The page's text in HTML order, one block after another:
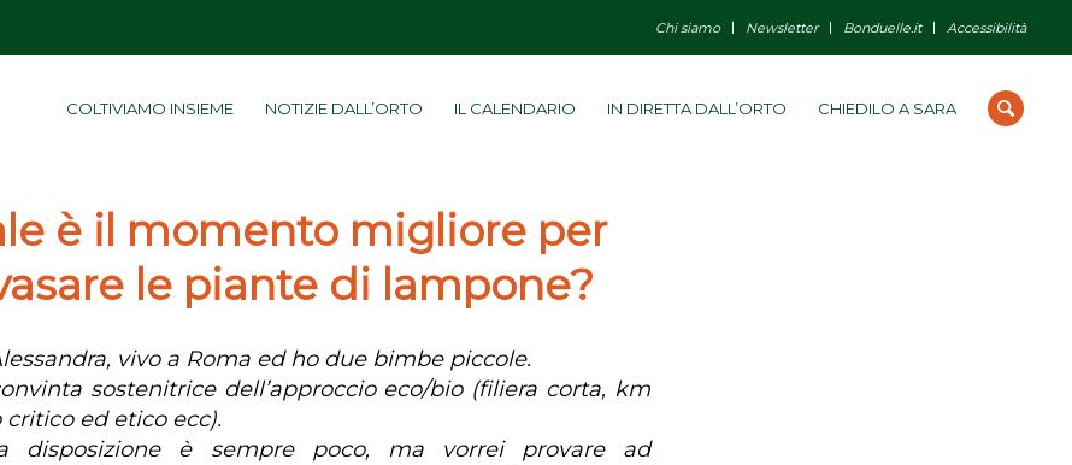
Chi siamo Newsletter Bonduelle.it Accessibilità
COLTIVIAMO INSIEME NOTIZIE DALL’ORTO IL CALENDARIO IN DIRETTA DALL’ORTO CHIEDILO A SARA
è il momento migliore per
le piante di lampone?
vivo a Roma ed ho due bimbe piccole.
sostenitrice dell’approccio eco/bio (filiera corta, km
critico ed etico ecc).
disposizione è sempre poco, ma vorrei provare ad